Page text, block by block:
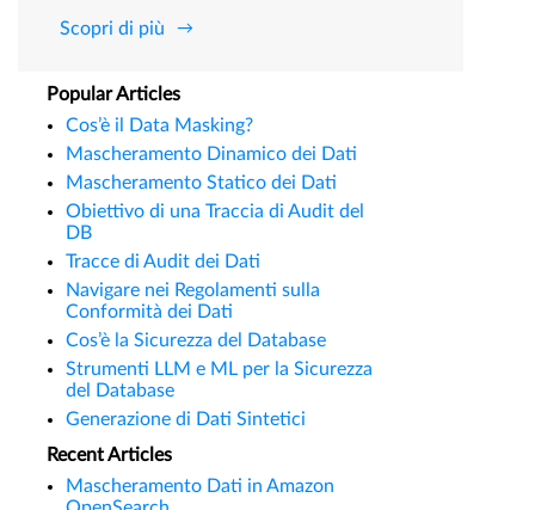
Scopri di più
Popular Articles
Cos’è il Data Masking?
Mascheramento Dinamico dei Dati
Mascheramento Statico dei Dati
Obiettivo di una Traccia di Audit del
DB
Tracce di Audit dei Dati
Navigare nei Regolamenti sulla
Conformità dei Dati
Cos’è la Sicurezza del Database
Strumenti LLM e ML per la Sicurezza
del Database
Generazione di Dati Sintetici
Recent Articles
Mascheramento Dati in Amazon